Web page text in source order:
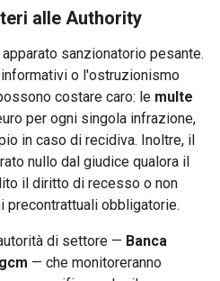
alle Authority
sanzionatorio pesante.
o l'ostruzionismo
costare caro: le multe
per ogni singola infrazione,
in caso di recidiva. Inoltre, il
nullo dal giudice qualora il
il diritto di recesso o non
obbligatorie.
di settore — Banca
— che monitoreranno